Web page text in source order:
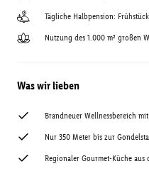
Tägliche Halbpension:
Nutzung des 1.000 m² großen
Was wir lieben
Brandneuer Wellnessbereich
Nur 350 Meter bis zur
Regionaler Gourmet-Küche aus